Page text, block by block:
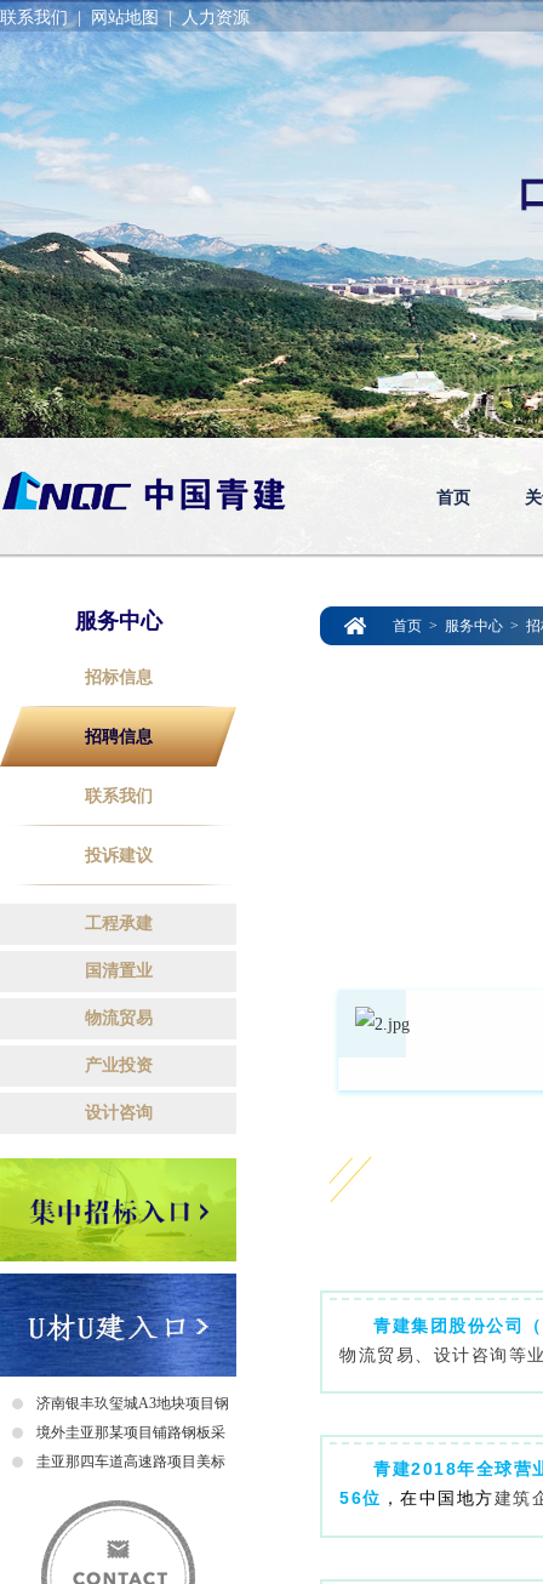
联系我们 | 网站地图 | 人力资源
首页
服务中心
招标信息
招聘信息
联系我们
投诉建议
工程承建
国清置业
物流贸易
产业投资
设计咨询
济南银丰玖玺城A3地块项目钢
爬梯采购及安装招标中标公示
境外圭亚那某项目铺路钢板采
购招标公告
圭亚那四车道高速路项目美标
首页 > 服务中心 >
青建集团股份公司
物流贸易、设计咨询等
青建2018年全球营
56位 ，在中国地方建筑